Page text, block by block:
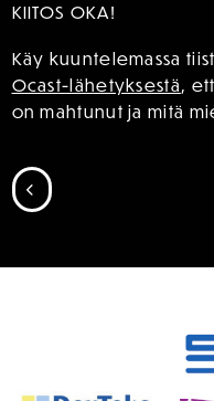
KIITOS OKA!
Käy kuuntelemassa
Ocast-lähetyksestä,
on mahtunut ja mitä
SIIRRY EDELLISEEN